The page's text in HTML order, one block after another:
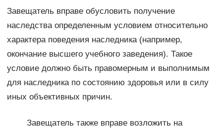
Завещатель вправе обусловить получение
наследства определенным условием относительно
характера поведения наследника (например,
окончание высшего учебного заведения). Такое
условие должно быть правомерным и выполнимым
для наследника по состоянию здоровья или в силу
иных объективных причин.
Завещатель также вправе возложить на